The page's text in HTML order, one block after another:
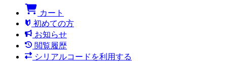
カート
初めての方
お知らせ
閲覧履歴
シリアルコードを利用する